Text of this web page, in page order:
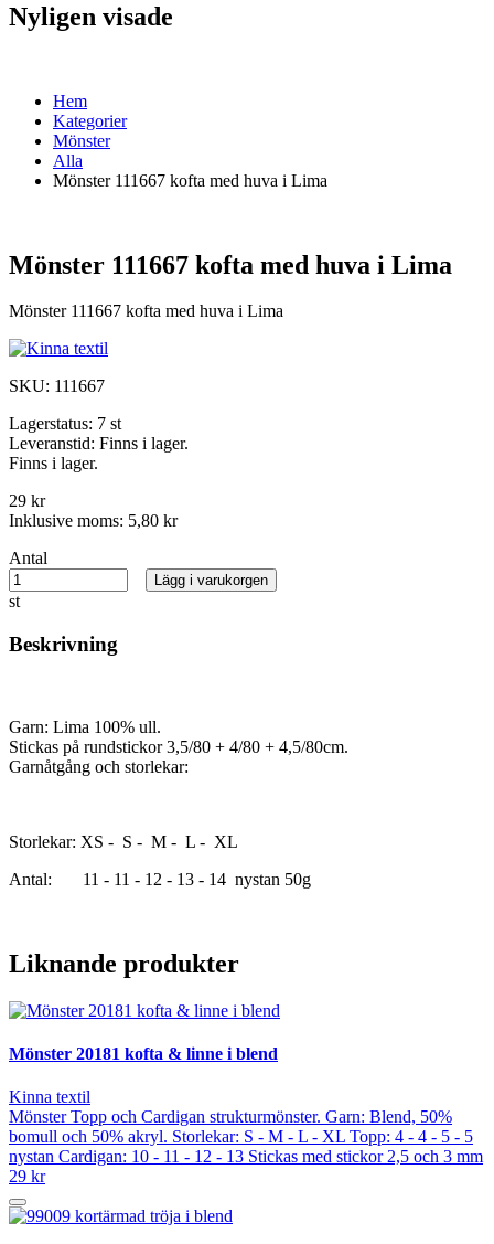
Nyligen visade
Hem
Kategorier
Mönster
Alla
Mönster 111667 kofta med huva i Lima
Mönster 111667 kofta med huva i Lima
Mönster 111667 kofta med huva i Lima
SKU: 111667
Lagerstatus: 7 st
Leveranstid: Finns i lager.
Finns i lager.
29 kr
Inklusive moms: 5,80 kr
Antal
st
Lägg i varukorgen
Beskrivning
Garn: Lima 100% ull.
Stickas på rundstickor 3,5/80 + 4/80 + 4,5/80cm.
Garnåtgång och storlekar:
Storlekar: XS - S - M - L - XL
Antal: 11 - 11 - 12 - 13 - 14 nystan 50g
Liknande produkter
Mönster 20181 kofta & linne i blend
Kinna textil
Mönster Topp och Cardigan strukturmönster. Garn: Blend, 50%
bomull och 50% akryl. Storlekar: S - M - L - XL Topp: 4 - 4 - 5 - 5
nystan Cardigan: 10 - 11 - 12 - 13 Stickas med stickor 2,5 och 3 mm
29 kr